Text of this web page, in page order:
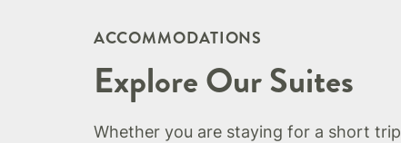
ACCOMMODATIONS
Explore Our Suites
Whether you are staying for a short trip